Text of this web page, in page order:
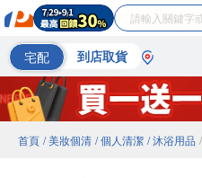
宅配 到店取貨
首頁 / 美妝個清 / 個人清潔 / 沐浴用品